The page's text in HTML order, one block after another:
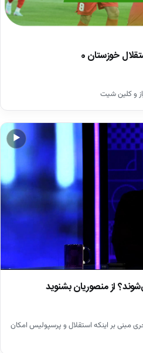
و کلین شیت
▶
از منصوریان بشنوید
مبنی بر اینکه استقلال و پرسپولیس امکان